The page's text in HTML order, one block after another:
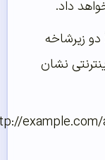
داد.
زیرشاخه
نشان
/http://